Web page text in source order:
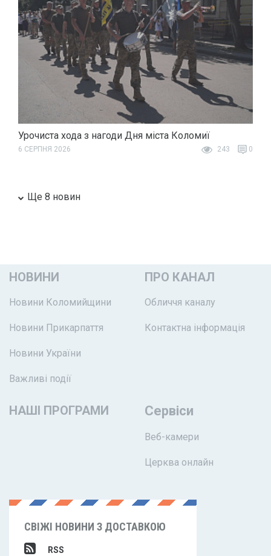
Урочиста хода з нагоди Дня міста Коломиї
6 СЕРПНЯ 2026 243 0
Ще 8 новин
НОВИНИ
Новини Коломийщини
Новини Прикарпаття
Новини України
Важливі події
ПРО КАНАЛ
Обличчя каналу
Контактна інформація
НАШІ ПРОГРАМИ Сервіси
Веб-камери
Церква онлайн
СВІЖІ НОВИНИ З ДОСТАВКОЮ
RSS